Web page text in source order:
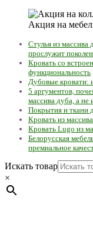
Акция на
Стулья из массива
прослужит
Кровать со
функциональность
Дубовые кровати:
5 аргументов,
массива дуба, а не
Покрытия и ткани
Кровать из
Кровать Lugo из
Белорусская
премиальное
Искать товар
×